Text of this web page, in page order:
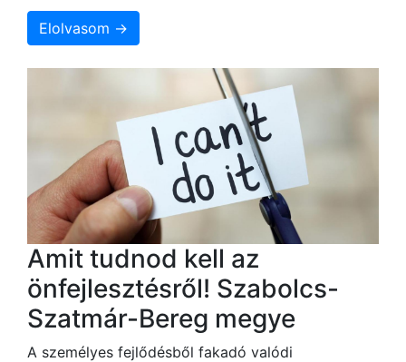
Elolvasom →
Amit tudnod kell az
önfejlesztésről! Szabolcs-
Szatmár-Bereg megye
A személyes fejlődésből fakadó valódi